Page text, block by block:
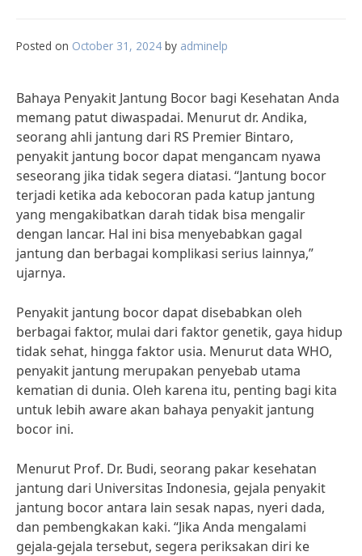
Posted on October 31, 2024 by adminelp
Bahaya Penyakit Jantung Bocor bagi Kesehatan Anda
memang patut diwaspadai. Menurut dr. Andika,
seorang ahli jantung dari RS Premier Bintaro,
penyakit jantung bocor dapat mengancam nyawa
seseorang jika tidak segera diatasi. “Jantung bocor
terjadi ketika ada kebocoran pada katup jantung
yang mengakibatkan darah tidak bisa mengalir
dengan lancar. Hal ini bisa menyebabkan gagal
jantung dan berbagai komplikasi serius lainnya,”
ujarnya.
Penyakit jantung bocor dapat disebabkan oleh
berbagai faktor, mulai dari faktor genetik, gaya hidup
tidak sehat, hingga faktor usia. Menurut data WHO,
penyakit jantung merupakan penyebab utama
kematian di dunia. Oleh karena itu, penting bagi kita
untuk lebih aware akan bahaya penyakit jantung
bocor ini.
Menurut Prof. Dr. Budi, seorang pakar kesehatan
jantung dari Universitas Indonesia, gejala penyakit
jantung bocor antara lain sesak napas, nyeri dada,
dan pembengkakan kaki. “Jika Anda mengalami
gejala-gejala tersebut, segera periksakan diri ke